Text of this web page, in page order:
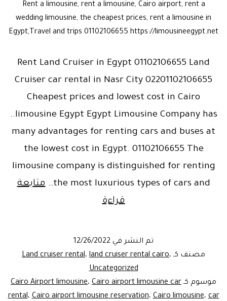
Rent a limousine, rent a limousine, Cairo airport, rent a
wedding limousine, the cheapest prices, rent a limousine in
Egypt,Travel and trips 01102106655 https://limousineegypt.net
Rent Land Cruiser in Egypt 01102106655 Land
Cruiser car rental in Nasr City 02201102106655
Cheapest prices and lowest cost in Cairo
..limousine Egypt Egypt Limousine Company has
many advantages for renting cars and buses at
the lowest cost in Egypt. 01102106655 The
limousine company is distinguished for renting
the most luxurious types of cars and…
متابعة
قراءة
Cruiser
for
rent
تم النشر في 12/26/2022
مصنف كـ
Land cruiser rental، land cruiser rental cairo،
Uncategorized
موسوم كـ
Cairo Airport limousine، Cairo airport limousine car
rental،Cairo airport limousine reservation،Cairo limousine،car